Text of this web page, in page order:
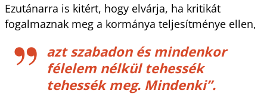
Ezutánarra is kitért, hogy elvárja, ha kritikát
fogalmaznak meg a kormánya teljesítménye ellen,
azt szabadon és mindenkor
félelem nélkül tehessék
tehessék meg. Mindenki”.